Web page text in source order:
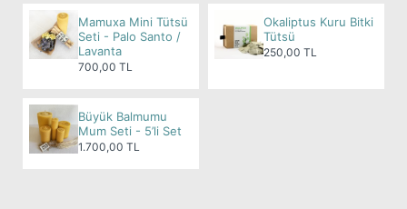
Önemli Not:Tıbbi semptomlar ve tedavilerle ilgili
bilgiler her zaman bir sağlık uzmanına danışılarak
alınmalıdır. Bu metin tıbbi tavsiye olarak
kullanılmalıdır.
Mamuxa Mini Tütsü
Seti - Palo Santo /
Lavanta
700,00 TL
Okaliptus Kuru Bitki
Tütsü
250,00 TL
Büyük Balmumu
Mum Seti - 5’li Set
1.700,00 TL